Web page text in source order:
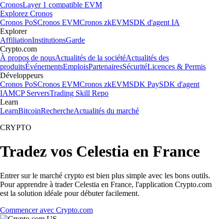
CronosLayer 1 compatible EVM
Explorez Cronos
Cronos PoSCronos EVMCronos zkEVMSDK d'agent IA
Explorer
AffiliationInstitutionsGarde
Crypto.com
À propos de nousActualités de la sociétéActualités des
produitsÉvénementsEmploisPartenairesSécuritéLicences & Permis
Développeurs
Cronos PoSCronos EVMCronos zkEVMSDK PaySDK d'agent
IAMCP ServersTrading Skill Repo
Learn
LearnBitcoinRechercheActualités du marché
CRYPTO
Tradez vos Celestia en France
Entrer sur le marché crypto est bien plus simple avec les bons outils.
Pour apprendre à trader Celestia en France, l'application Crypto.com
est la solution idéale pour débuter facilement.
Commencer avec Crypto.com